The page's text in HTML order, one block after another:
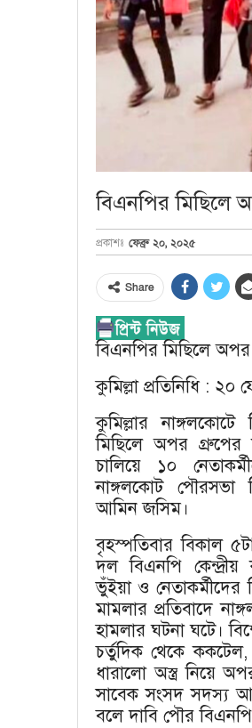
বিএনপির
প্রকাশঃ ফেব্রু ২০, ২০২৫
Share
বিএনপির মিছিলে
কুমিল্লা প্রতিনিধি : ২০
কুমিল্লার
মিছিলে অপর
চালিয়ে ১০
নাঙ্গলকোট
আমিন জসিম।
বৃহস্পতিবার বিকাল
দল বিএনপি
ভুঁইয়া ও নেতাকর্মীদের
মামলার প্রতিবাদে
হামলার ঘটনা ঘটে।
চর্তুদিক থেকে ককটেল,
ধারালো অস্ত্র নিয়ে
সাবেক সংসদ সদস্য
বলে দাবি পৌর